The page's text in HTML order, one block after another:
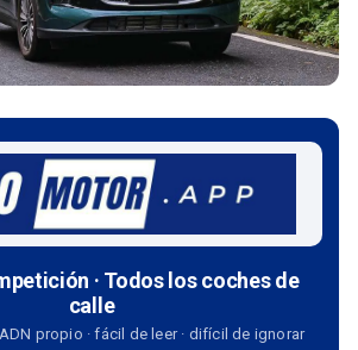
· Todos los coches de
calle
propio · fácil de leer · difícil de ignorar